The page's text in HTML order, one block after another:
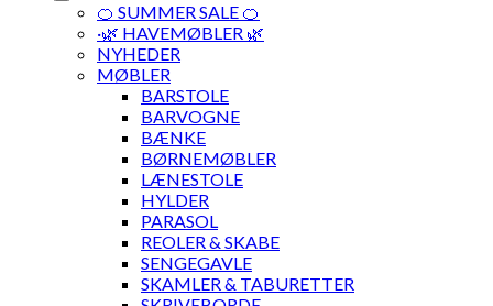
🍊 SUMMER SALE 🍊
·🌿 HAVEMØBLER 🌿
NYHEDER
MØBLER
BARSTOLE
BARVOGNE
BÆNKE
BØRNEMØBLER
LÆNESTOLE
HYLDER
PARASOL
REOLER & SKABE
SENGEGAVLE
SKAMLER & TABURETTER